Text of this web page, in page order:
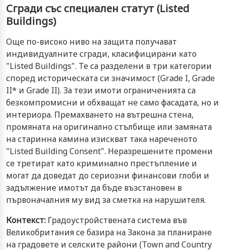
Сгради със специален статут (Listed
Buildings)
Още по-високо ниво на защита получават
индивидуалните сгради, класифицирани като
"Listed Buildings". Те са разделени в три категории
според историческата си значимост (Grade I, Grade
II* и Grade II). За тези имоти ограниченията са
безкомпромисни и обхващат не само фасадата, но и
интериора. Премахването на вътрешна стена,
промяната на оригинално стълбище или замяната
на старинна камина изискват така нареченото
"Listed Building Consent". Неразрешените промени
се третират като криминално престъпление и
могат да доведат до сериозни финансови глоби и
задължение имотът да бъде възстановен в
първоначалния му вид за сметка на нарушителя.
Контекст: Градоустройствената система във
Великобритания се базира на Закона за планиране
на градовете и селските райони (Town and Country